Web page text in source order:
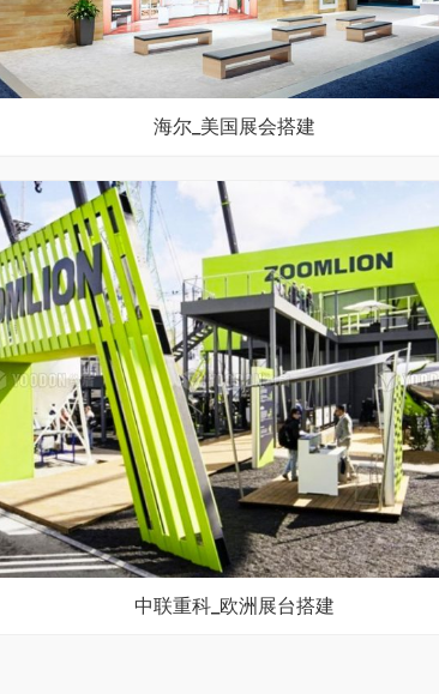
海尔_美国展会搭建
中联重科_欧洲展台搭建